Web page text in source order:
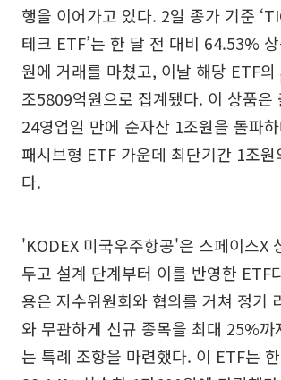
행을 이어가고 있다. 2일 종가 기준
테크 ETF’는 한 달 전 대비 64.53%
원에 거래를 마쳤고, 이날 해당 ETF의
조5809억원으로 집계됐다. 이 상품은
24영업일 만에 순자산 1조원을 돌파
패시브형 ETF 가운데 최단기간 1조원
다.
'KODEX 미국우주항공'은 스페이스X
두고 설계 단계부터 이를 반영한 ETF
용은 지수위원회와 협의를 거쳐 정기
와 무관하게 신규 종목을 최대 25%까
는 특례 조항을 마련했다. 이 ETF는